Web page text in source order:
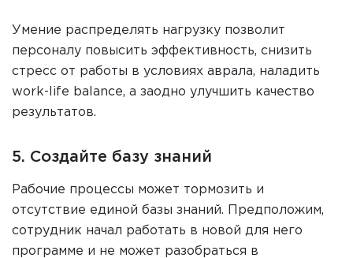
Умение распределять нагрузку позволит
персоналу повысить эффективность, снизить
стресс от работы в условиях аврала, наладить
work-life balance, а заодно улучшить качество
результатов.
5. Создайте базу знаний
Рабочие процессы может тормозить и
отсутствие единой базы знаний. Предположим,
сотрудник начал работать в новой для него
программе и не может разобраться в